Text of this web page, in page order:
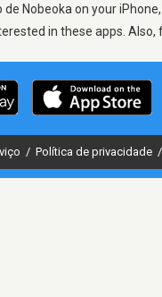
de Nobeoka on your
in these apps.
/ Política de privacidade /